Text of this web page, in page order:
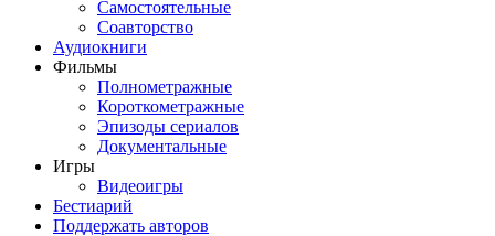
Самостоятельные
Соавторство
Аудиокниги
Фильмы
Полнометражные
Короткометражные
Эпизоды сериалов
Документальные
Игры
Видеоигры
Бестиарий
Поддержать авторов